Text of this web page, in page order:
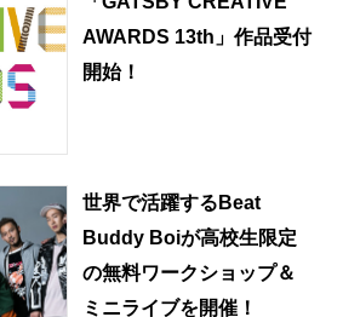
AWARDS 13th」作品受付
開始！
世界で活躍するBeat
Buddy Boiが高校生限定
の無料ワークショップ＆
ミニライブを開催！